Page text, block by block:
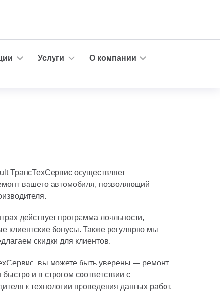
Услуги О компании
ТрансТехСервис осуществляет
вашего автомобиля, позволяющий
действует программа лояльности,
клиентские бонусы. Также регулярно мы
скидки для клиентов.
вы можете быть уверены — ремонт
и в строгом соответствии с
к технологии проведения данных работ.